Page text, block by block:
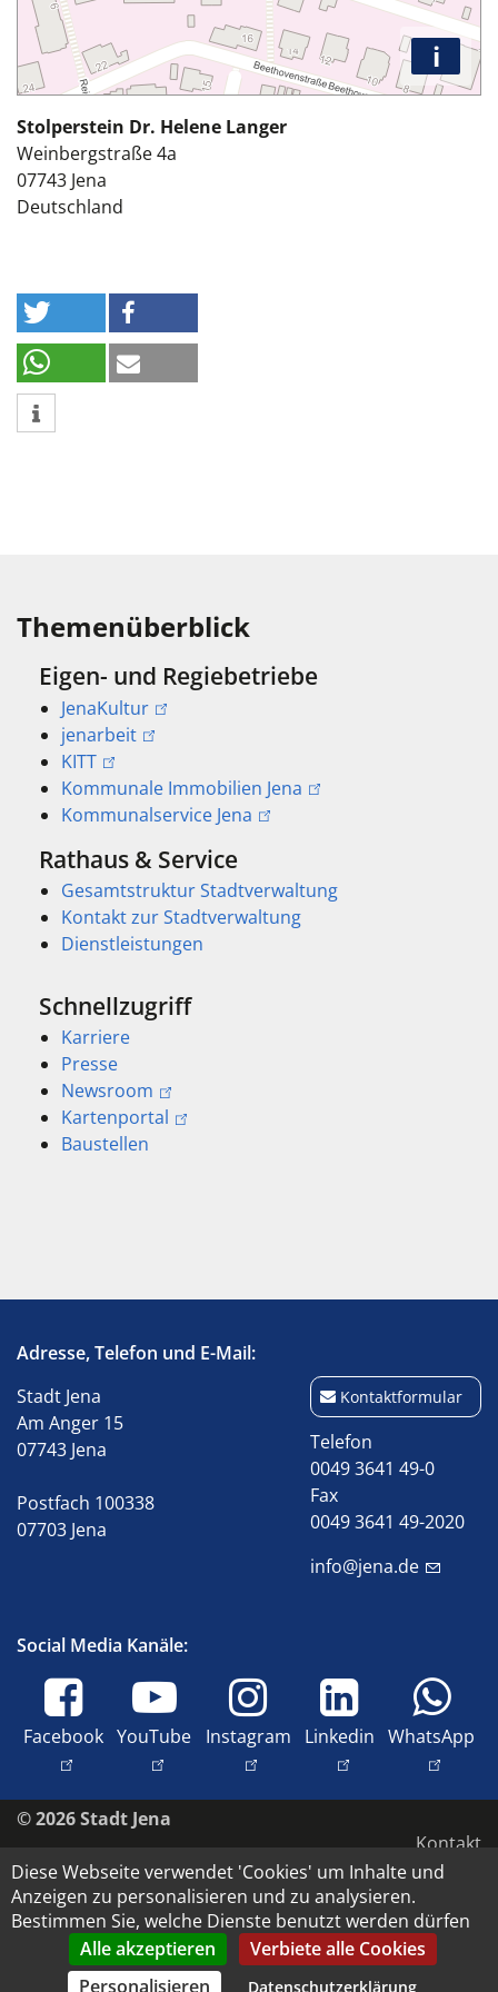
i
Stolperstein Dr. Helene Langer
Weinbergstraße 4a
07743 Jena
Deutschland
Themenüberblick
Eigen- und Regiebetriebe
JenaKultur
jenarbeit
KITT
Kommunale Immobilien Jena
Kommunalservice Jena
Rathaus & Service
Gesamtstruktur Stadtverwaltung
Kontakt zur Stadtverwaltung
Dienstleistungen
Schnellzugriff
Karriere
Presse
Newsroom
Kartenportal
Baustellen
Adresse, Telefon und E-Mail:
Stadt Jena
Am Anger 15
07743 Jena
Postfach 100338
07703 Jena
Kontaktformular
Telefon
0049 3641 49-0
Fax
0049 3641 49-2020
info@jena.de
Social Media Kanäle:
Facebook YouTube Instagram Linkedin WhatsApp
© 2026 Stadt Jena
Kontakt
Impressum
Barrierefreiheit
Datenschutz
Copyright und Bildrechte
Diese Webseite verwendet 'Cookies' um Inhalte und
Anzeigen zu personalisieren und zu analysieren.
Bestimmen Sie, welche Dienste benutzt werden dürfen
Alle akzeptieren
Verbiete alle Cookies
Personalisieren
Datenschutzerklärung